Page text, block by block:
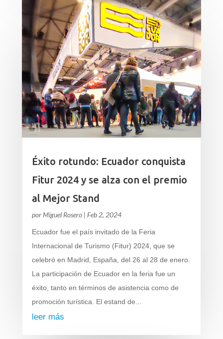
Éxito rotundo: Ecuador conquista
Fitur 2024 y se alza con el premio
al Mejor Stand
por Miguel Rosero| Feb 2, 2024
Ecuador fue el país invitado de la Feria
Internacional de Turismo (Fitur) 2024, que se
celebró en Madrid, España, del 26 al 28 de enero.
La participación de Ecuador en la feria fue un
éxito, tanto en términos de asistencia como de
promoción turística. El estand de...
leer más